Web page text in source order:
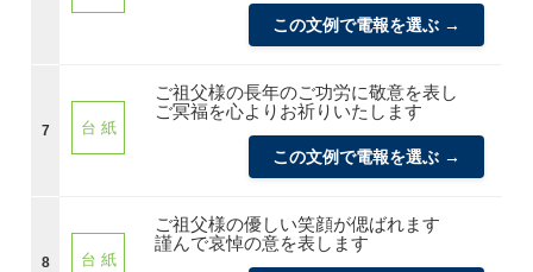
この文例で電報を選ぶ →
7 台 紙
ご祖父様の長年のご功労に敬意を表し
ご冥福を心よりお祈りいたします
この文例で電報を選ぶ →
8 台 紙
ご祖父様の優しい笑顔が偲ばれます
謹んで哀悼の意を表します